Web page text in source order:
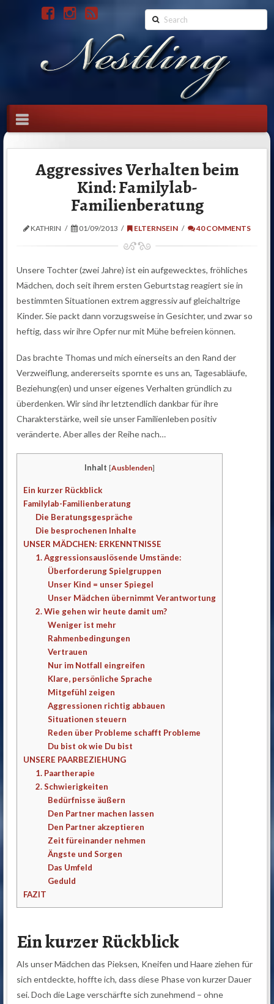
Search
Navigation
Aggressives Verhalten beim
Kind: Familylab-
Familienberatung
KATHRIN 01/09/2013 ELTERNSEIN 40 COMMENTS
Unsere Tochter (zwei Jahre) ist ein aufgewecktes, fröhliches
Mädchen, doch seit ihrem ersten Geburtstag reagiert sie in
bestimmten Situationen extrem aggressiv auf gleichaltrige
Kinder. Sie packt dann vorzugsweise in Gesichter, und zwar so
heftig, dass wir ihre Opfer nur mit Mühe befreien können.
Das brachte Thomas und mich einerseits an den Rand der
Verzweiflung, andererseits spornte es uns an, Tagesabläufe,
Beziehung(en) und unser eigenes Verhalten gründlich zu
überdenken. Wir sind ihr letztendlich dankbar für ihre
Charakterstärke, weil sie unser Familienleben positiv
veränderte. Aber alles der Reihe nach…
Inhalt [Ausblenden]
Ein kurzer Rückblick
Familylab-Familienberatung
Die Beratungsgespräche
Die besprochenen Inhalte
UNSER MÄDCHEN: ERKENNTNISSE
1. Aggressionsauslösende Umstände:
Überforderung Spielgruppen
Unser Kind = unser Spiegel
Unser Mädchen übernimmt Verantwortung
2. Wie gehen wir heute damit um?
Weniger ist mehr
Rahmenbedingungen
Vertrauen
Nur im Notfall eingreifen
Klare, persönliche Sprache
Mitgefühl zeigen
Aggressionen richtig abbauen
Situationen steuern
Reden über Probleme schafft Probleme
Du bist ok wie Du bist
UNSERE PAARBEZIEHUNG
1. Paartherapie
2. Schwierigkeiten
Bedürfnisse äußern
Den Partner machen lassen
Den Partner akzeptieren
Zeit füreinander nehmen
Ängste und Sorgen
Das Umfeld
Geduld
FAZIT
Ein kurzer Rückblick
Als unser Mädchen das Pieksen, Kneifen und Haare ziehen für
sich entdeckte, hoffte ich, dass diese Phase von kurzer Dauer
sei. Doch die Lage verschärfte sich zunehmend – ohne